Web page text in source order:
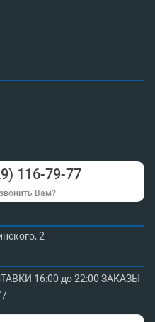
116-79-77
Вам?
2
16:00 до 22:00 ЗАКАЗЫ